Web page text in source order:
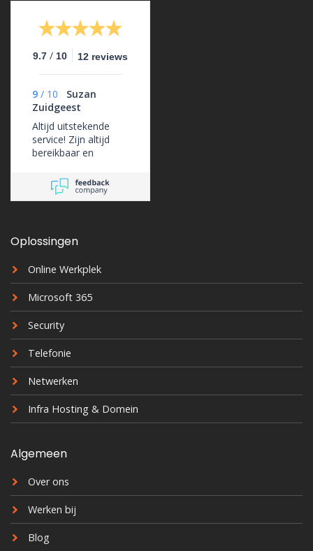
9.7 / 10 12 reviews
9 / 10
Suzan
Zuidgeest
Altijd uitstekende
service! Zijn altijd
bereikbaar en
erg goed.
Oplossingen
Online Werkplek
Microsoft 365
Security
Telefonie
Netwerken
Infra Hosting & Domein
Algemeen
Over ons
Werken bij
Blog